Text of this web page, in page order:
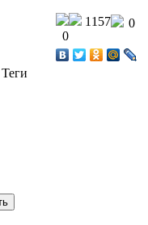
0
1157
0
Теги